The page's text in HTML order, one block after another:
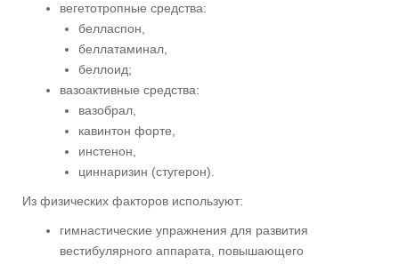
вегетотропные средства:
белласпон,
беллатаминал,
беллоид;
вазоактивные средства:
вазобрал,
кавинтон форте,
инстенон,
циннаризин (стугерон).
Из физических факторов используют:
гимнастические упражнения для развития
вестибулярного аппарата, повышающего